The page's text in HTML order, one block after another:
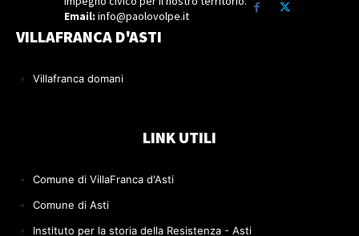
Email: info@paolovolpe.it
VILLAFRANCA D'ASTI
Villafranca domani
LINK UTILI
Comune di VillaFranca d'Asti
Comune di Asti
Instituto per la storia della Resistenza - Asti